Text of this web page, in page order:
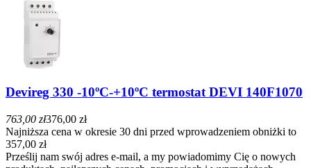
Devireg 330 -10ºC-+10ºC termostat DEVI 140F1070
763,00 zł376,00 zł
Najniższa cena w okresie 30 dni przed wprowadzeniem obniżki to
357,00 zł
Prześlij nam swój adres e-mail, a my powiadomimy Cię o nowych